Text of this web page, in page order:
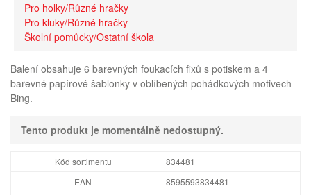
Pro holky/Různé hračky
Pro kluky/Různé hračky
Školní pomůcky/Ostatní škola
Balení obsahuje 6 barevných foukacích fixů s potiskem a 4
barevné papírové šablonky v oblíbených pohádkových motivech
Bing.
Tento produkt je momentálně nedostupný.
Kód sortimentu
834481
EAN
8595593834481